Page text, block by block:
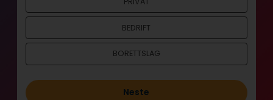
o
d
BEDRIFT
BORETTSLAG
Neste